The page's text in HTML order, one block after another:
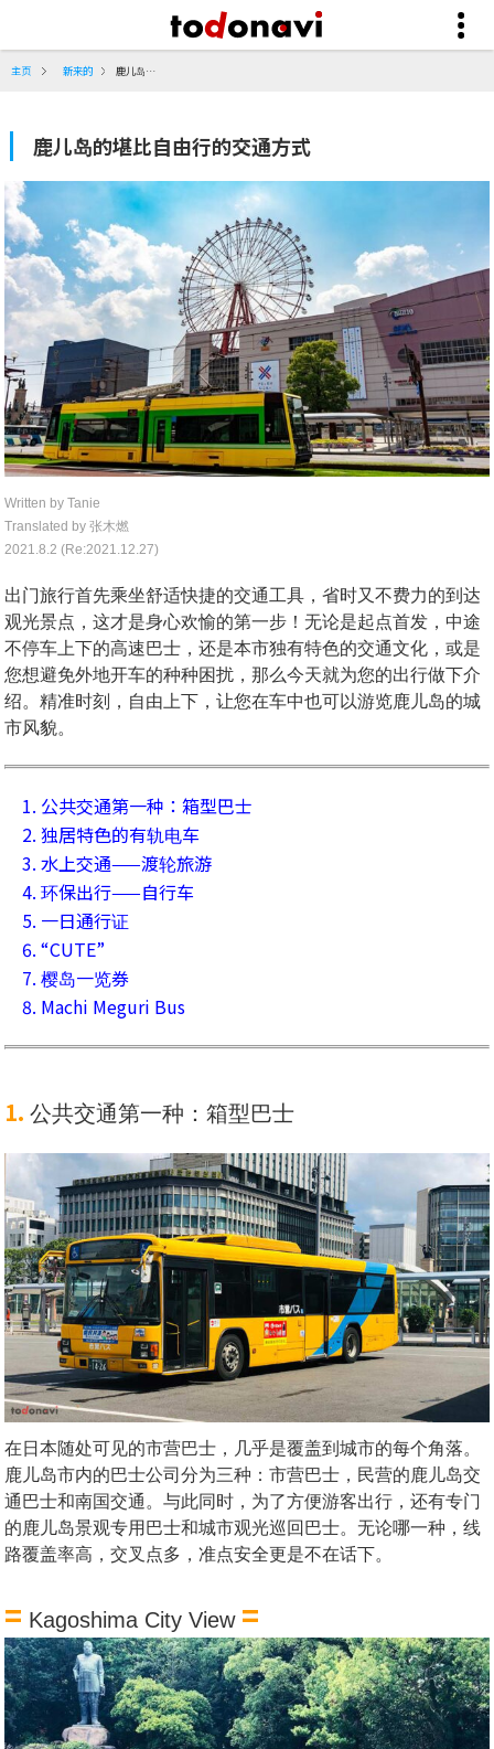
主页 新来的 鹿儿岛的堪比自由行的交通方式
鹿儿岛的堪比自由行的交通方式
Written by Tanie
Translated by 张木燃
2021.8.2 (Re:2021.12.27)
出门旅行首先乘坐舒适快捷的交通工具，省时又不费力的到达
观光景点，这才是身心欢愉的第一步！无论是起点首发，中途
不停车上下的高速巴士，还是本市独有特色的交通文化，或是
您想避免外地开车的种种困扰，那么今天就为您的出行做下介
绍。精准时刻，自由上下，让您在车中也可以游览鹿儿岛的城
市风貌。
1. 公共交通第一种：箱型巴士
2. 独居特色的有轨电车
3. 水上交通——渡轮旅游
4. 环保出行——自行车
5. 一日通行证
6. “CUTE”
7. 樱岛一览券
8. Machi Meguri Bus
1.公共交通第一种：箱型巴士
在日本随处可见的市营巴士，几乎是覆盖到城市的每个角落。
鹿儿岛市内的巴士公司分为三种：市营巴士，民营的鹿儿岛交
通巴士和南国交通。与此同时，为了方便游客出行，还有专门
的鹿儿岛景观专用巴士和城市观光巡回巴士。无论哪一种，线
路覆盖率高，交叉点多，准点安全更是不在话下。
= Kagoshima City View=